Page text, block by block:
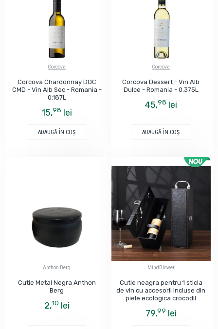
Corcova
Corcova Chardonnay DOC
CMD - Vin Alb Sec - Romania -
0.187L
15,98 lei
ADAUGĂ ÎN COŞ
Corcova
Corcova Dessert - Vin Alb
Dulce - Romania - 0.375L
45,98 lei
ADAUGĂ ÎN COŞ
Anthon Berg
Cutie Metal Negra Anthon
Berg
2,10 lei
MindBlower
Cutie neagra pentru 1 sticla
de vin cu accesorii incluse din
piele ecologica crocodil
79,99 lei